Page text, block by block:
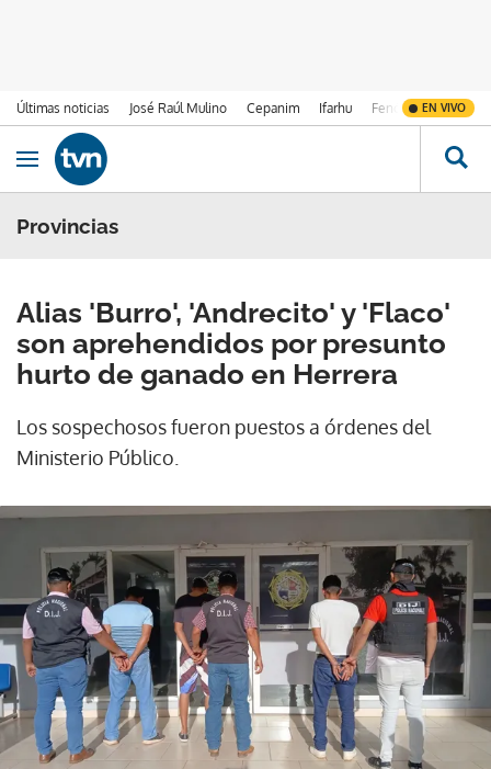
Últimas noticias José Raúl Mulino Cepanim Ifarhu Fenómeno de El
EN VIVO
Ir al contenido
Obrir navegació
Provincias
Alias 'Burro', 'Andrecito' y 'Flaco'
son aprehendidos por presunto
hurto de ganado en Herrera
Los sospechosos fueron puestos a órdenes del
Ministerio Público.